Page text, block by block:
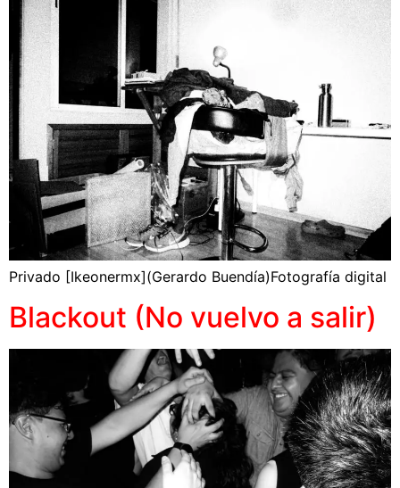
Privado [Ikeonermx](Gerardo Buendía)Fotografía digital
Blackout (No vuelvo a salir)